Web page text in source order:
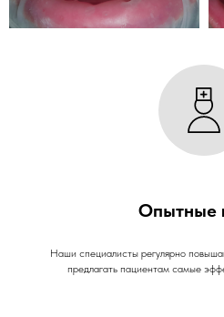
Опытные
Наши специалисты регулярно
предлагать пациентам самые